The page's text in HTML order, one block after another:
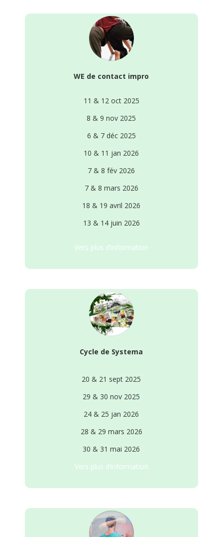
WE de contact impro
11 & 12 oct 2025
8 & 9 nov 2025
6 & 7 déc 2025
10 & 11 jan 2026
7 & 8 fév 2026
7 & 8 mars 2026
18 & 19 avril 2026
13 & 14 juin 2026
Vers plus d’information
Cycle de Systema
20 & 21 sept 2025
29 & 30 nov 2025
24 & 25 jan 2026
28 & 29 mars 2026
30 & 31 mai 2026
Vers plus d’information